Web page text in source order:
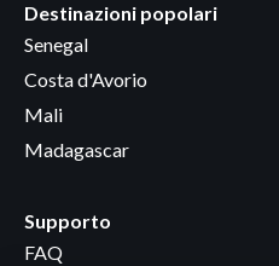
Destinazioni popolari
Senegal
Costa d'Avorio
Mali
Madagascar
Supporto
FAQ